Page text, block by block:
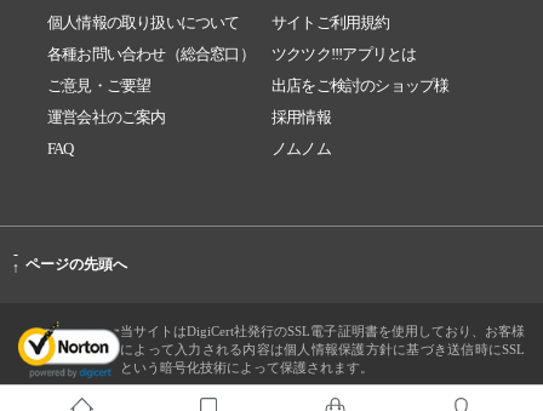
個人情報の取り扱いについて
サイトご利用規約
各種お問い合わせ（総合窓口）
ツクツク!!!アプリとは
ご意見・ご要望
出店をご検討のショップ様
運営会社のご案内
採用情報
FAQ
ノムノム
-
↑ ページの先頭へ
当サイトはDigiCert社発行のSSL電子証明書を使用しており、お客様
によって入力される内容は個人情報保護方針に基づき送信時にSSL
という暗号化技術によって保護されます。